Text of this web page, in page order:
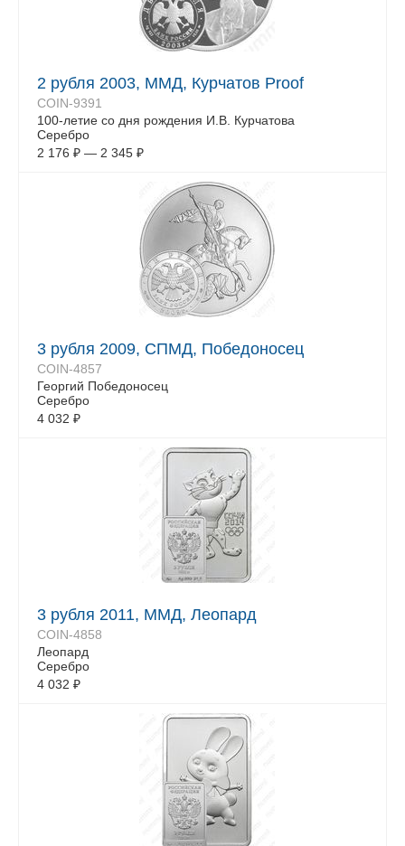
2 рубля 2003, ММД, Курчатов Proof
COIN-9391
100-летие со дня рождения И.В. Курчатова
Серебро
2 176 ₽ — 2 345 ₽
3 рубля 2009, СПМД, Победоносец
COIN-4857
Георгий Победоносец
Серебро
4 032 ₽
3 рубля 2011, ММД, Леопард
COIN-4858
Леопард
Серебро
4 032 ₽